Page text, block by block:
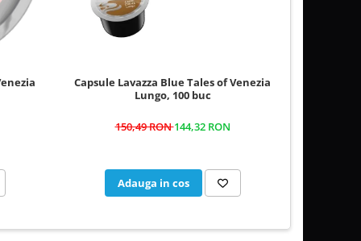
Capsule Lavazza Blue Tales of Venezia
Lungo, 100 buc
150,49 RON144,32 RON
Adauga in cos